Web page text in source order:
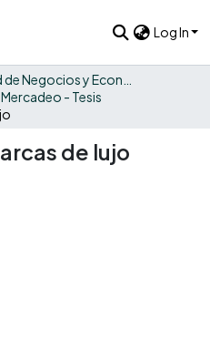
Log In
Mercadeo - Tesis
de lujo